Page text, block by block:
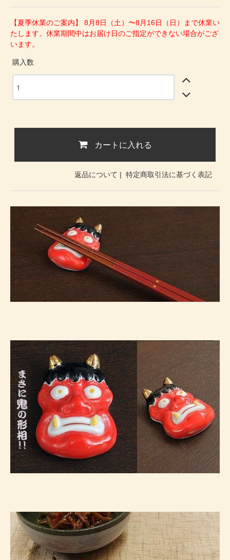
【夏季休業のご案内】 8月8日（土）〜8月16日（日）まで休業い
たします。休業期間中はお届け日のご指定ができない場合がござ
います。
購入数
カートに入れる
返品について | 特定商取引法に基づく表記